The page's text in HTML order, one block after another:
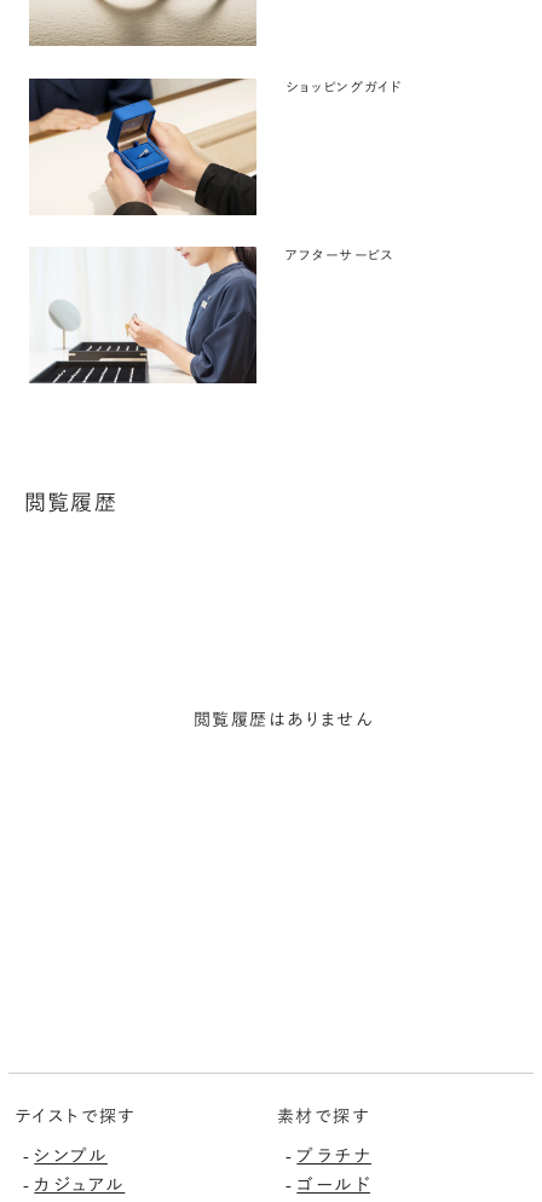
ショッピングガイド
アフターサービス
閲覧履歴
閲覧履歴はありません
テイストで探す
- シンプル
- カジュアル
素材で探す
- プラチナ
- ゴールド